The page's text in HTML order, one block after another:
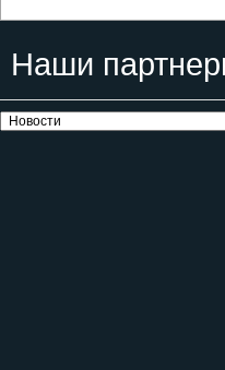
Наши